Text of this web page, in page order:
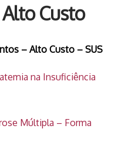
Custo
– Alto Custo – SUS
na Insuficiência
Múltipla – Forma